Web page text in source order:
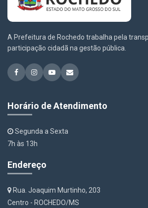
A Prefeitura de Rochedo trabalha pela
participação cidadã na gestão pública.
Horário de Atendimento
Segunda a Sexta
7h às 13h
Endereço
Rua. Joaquim Murtinho, 203
Centro - ROCHEDO/MS